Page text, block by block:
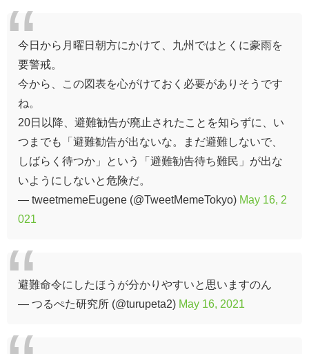
今日から月曜日朝方にかけて、九州ではとくに豪雨を
要警戒。
今から、この図表を心がけておく必要がありそうです
ね。
20日以降、避難勧告が廃止されたことを知らずに、い
つまでも「避難勧告が出ないな。まだ避難しないで、
しばらく待つか」という「避難勧告待ち難民」が出な
いようにしないと危険だ。
— tweetmemeEugene (@TweetMemeTokyo) May 16, 2
021
避難命令にしたほうが分かりやすいと思いますのん
— つるぺた研究所 (@turupeta2) May 16, 2021